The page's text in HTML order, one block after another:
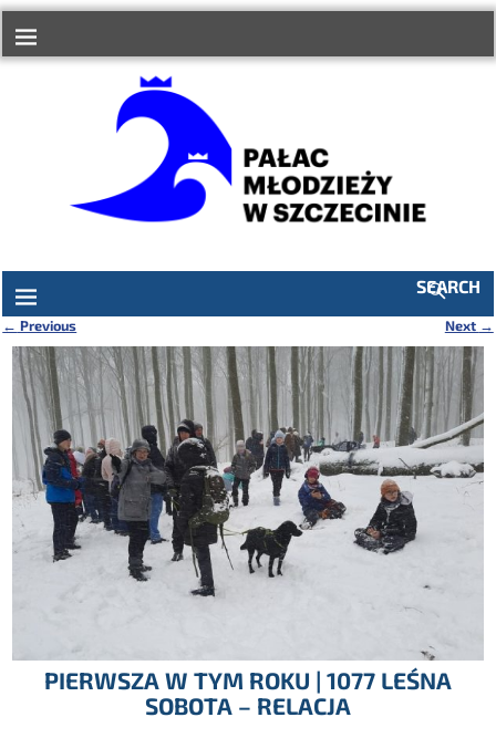
treści
SEARCH
Nawigacja
← Previous Next →
PIERWSZA W TYM ROKU | 1077 LEŚNA
SOBOTA – RELACJA